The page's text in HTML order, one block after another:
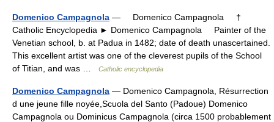
Domenico Campagnola — Domenico Campagnola †
Catholic Encyclopedia ► Domenico Campagnola Painter of the
Venetian school, b. at Padua in 1482; date of death unascertained.
This excellent artist was one of the cleverest pupils of the School
of Titian, and was …
Catholic encyclopedia
Domenico Campagnola — Domenico Campagnola, Résurrection
d une jeune fille noyée,Scuola del Santo (Padoue) Domenico
Campagnola ou Dominicus Campagnola (circa 1500 probablement